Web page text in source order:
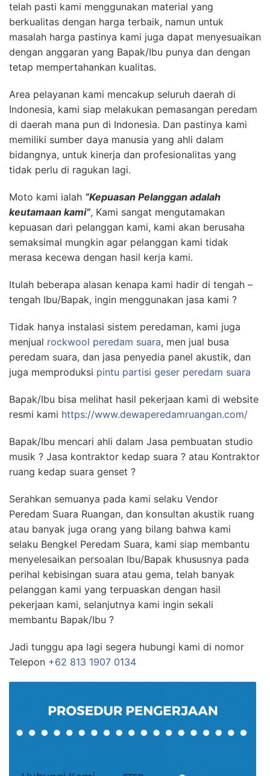
telah pasti kami menggunakan material yang
berkualitas dengan harga terbaik, namun untuk
masalah harga pastinya kami juga dapat menyesuaikan
dengan anggaran yang Bapak/Ibu punya dan dengan
tetap mempertahankan kualitas.
Area pelayanan kami mencakup seluruh daerah di
Indonesia, kami siap melakukan pemasangan peredam
di daerah mana pun di Indonesia. Dan pastinya kami
memiliki sumber daya manusia yang ahli dalam
bidangnya, untuk kinerja dan profesionalitas yang
tidak perlu di ragukan lagi.
Moto kami ialah “Kepuasan Pelanggan adalah
keutamaan kami”, Kami sangat mengutamakan
kepuasan dari pelanggan kami, kami akan berusaha
semaksimal mungkin agar pelanggan kami tidak
merasa kecewa dengan hasil kerja kami.
Itulah beberapa alasan kenapa kami hadir di tengah –
tengah Ibu/Bapak, ingin menggunakan jasa kami ?
Tidak hanya instalasi sistem peredaman, kami juga
menjual rockwool peredam suara, men jual busa
peredam suara, dan jasa penyedia panel akustik, dan
juga memproduksi pintu partisi geser peredam suara
Bapak/Ibu bisa melihat hasil pekerjaan kami di website
resmi kami https://www.dewaperedamruangan.com/
Bapak/Ibu mencari ahli dalam Jasa pembuatan studio
musik ? Jasa kontraktor kedap suara ? atau Kontraktor
ruang kedap suara genset ?
Serahkan semuanya pada kami selaku Vendor
Peredam Suara Ruangan, dan konsultan akustik ruang
atau banyak juga orang yang bilang bahwa kami
selaku Bengkel Peredam Suara, kami siap membantu
menyelesaikan persoalan Ibu/Bapak khususnya pada
perihal kebisingan suara atau gema, telah banyak
pelanggan kami yang terpuaskan dengan hasil
pekerjaan kami, selanjutnya kami ingin sekali
membantu Bapak/Ibu ?
Jadi tunggu apa lagi segera hubungi kami di nomor
Telepon +62 813 1907 0134